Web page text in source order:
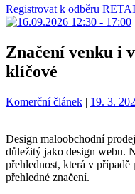
Registrovat k odběru
Značení venku i
klíčové
Kategorie:
Komerční článek | 19. 3.
Design maloobchodní
důležitý jako design webu.
přehlednost, která v
přehledné značení.